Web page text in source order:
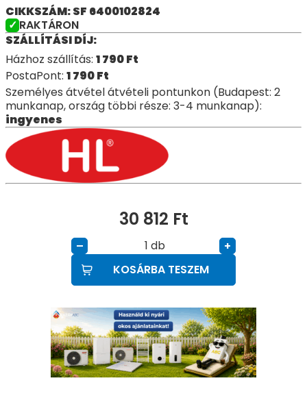
CIKKSZÁM: SF 6400102824
RAKTÁRON
SZÁLLÍTÁSI DÍJ:
Házhoz szállítás: 1 790Ft
PostaPont: 1 790Ft
Személyes átvétel átvételi pontunkon (Budapest: 2
munkanap, ország többi része: 3-4 munkanap):
ingyenes
30 812 Ft
– db
+
KOSÁRBA TESZEM